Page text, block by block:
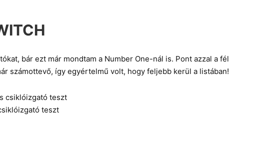
bár ezt már mondtam a Number One-nál is. Pont azzal a fél
számottevő, így egyértelmű volt, hogy feljebb kerül a listában!
teszt